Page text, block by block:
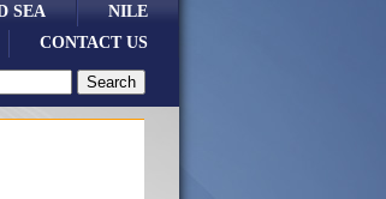
NILE
SEA
CONTACT US